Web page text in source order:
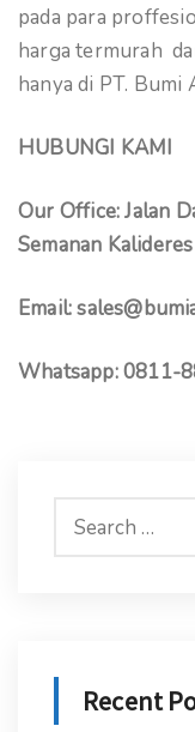
pada para
harga termurah
hanya di PT. Bumi
HUBUNGI KAMI
Our Office: Jalan
Semanan
Email:
Whatsapp: 0811-
Recent